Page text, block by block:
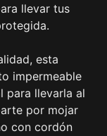
llevar tus
esta
impermeable
para llevarla al
por mojar
con cordón